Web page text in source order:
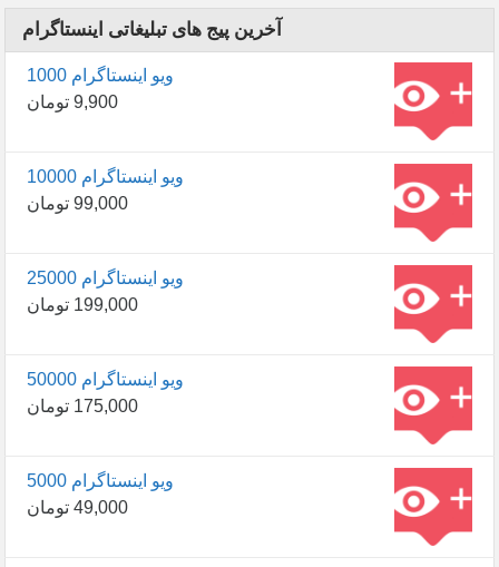
آخرین پیج های تبلیغاتی اینستاگرام
1000 ویو اینستاگرام
9,900 تومان
10000 ویو اینستاگرام
99,000 تومان
25000 ویو اینستاگرام
199,000 تومان
50000 ویو اینستاگرام
175,000 تومان
5000 ویو اینستاگرام
49,000 تومان